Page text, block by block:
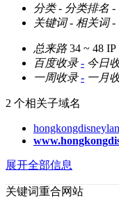
分类 - 分类排名 -
关键词 - 相关词 -
总来路 34 ~ 48 IP
百度收录 - 今日
一周收录 - 一月
2 个相关子域名
展开全部信息
关键词重合网站